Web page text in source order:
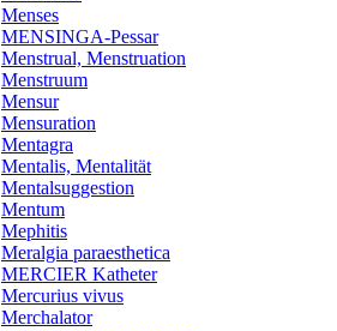
Menses
MENSINGA-Pessar
Menstrual, Menstruation
Menstruum
Mensur
Mensuration
Mentagra
Mentalis, Mentalität
Mentalsuggestion
Mentum
Mephitis
Meralgia paraesthetica
MERCIER Katheter
Mercurius vivus
Merchalator